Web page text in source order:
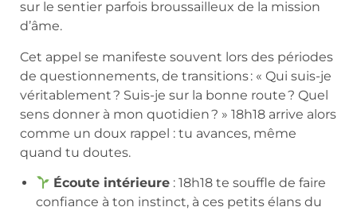
sur le sentier parfois broussailleux de la mission
d’âme.
Cet appel se manifeste souvent lors des périodes
de questionnements, de transitions : « Qui suis-je
véritablement ? Suis-je sur la bonne route ? Quel
sens donner à mon quotidien ? » 18h18 arrive alors
comme un doux rappel : tu avances, même
quand tu doutes.
Écoute intérieure : 18h18 te souffle de faire
confiance à ton instinct, à ces petits élans du